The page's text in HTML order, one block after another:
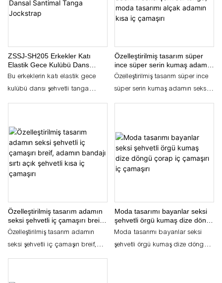
ZSSJ-SH205 Erkekler Katı
Elastik Gece Kulübü Dans
Dansal Santimal Tanga
Bu erkeklerin katı elastik gece
kulübü dansı şehvetli tanga
jockstrap, bir gece dans için
Elastik malzemeden yapılmış,
herhangi bir topluluğa bir
duygusallık dokunuşu eklerken
rahat bir uyum sağlar
Özelleştirilmiş tasarım süper
ince süper serin kumaş adamın
seksi şehvetli tanga, moda
çamaşırı
Özelleştirilmiş tasarım süper ince
süper serin kumaş adamın seksi
şehvetli tanga, moda tasarımı
Özelleştirilmiş tasarım adamın
seksi şehvetli iç çamaşırı breif,
adamın bandajı sırtı açık
şehvetli kısa iç çamaşırı
Özelleştirilmiş tasarım adamın
seksi şehvetli iç çamaşırı breif,
adamın bandajı sırtı açık şehvetli
Moda tasarımı bayanlar seksi
şehvetli örgü kumaş dize döngü
çorap iç çamaşırı iç çamaşırı
Moda tasarımı bayanlar seksi
şehvetli örgü kumaş dize döngü